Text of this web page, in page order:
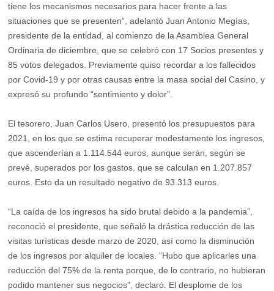
tiene los mecanismos necesarios para hacer frente a las
situaciones que se presenten”, adelantó Juan Antonio Megías,
presidente de la entidad, al comienzo de la Asamblea General
Ordinaria de diciembre, que se celebró con 17 Socios presentes y
85 votos delegados. Previamente quiso recordar a los fallecidos
por Covid-19 y por otras causas entre la masa social del Casino, y
expresó su profundo “sentimiento y dolor”.
El tesorero, Juan Carlos Usero, presentó los presupuestos para
2021, en los que se estima recuperar modestamente los ingresos,
que ascenderían a 1.114.544 euros, aunque serán, según se
prevé, superados por los gastos, que se calculan en 1.207.857
euros. Esto da un resultado negativo de 93.313 euros.
“La caída de los ingresos ha sido brutal debido a la pandemia”,
reconoció el presidente, que señaló la drástica reducción de las
visitas turísticas desde marzo de 2020, así como la disminución
de los ingresos por alquiler de locales. “Hubo que aplicarles una
reducción del 75% de la renta porque, de lo contrario, no hubieran
podido mantener sus negocios”, declaró. El desplome de los